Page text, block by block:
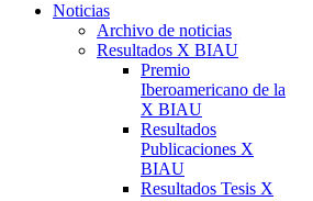
Noticias
Archivo de noticias
Resultados X BIAU
Premio
Iberoamericano de la
X BIAU
Resultados
Publicaciones X
BIAU
Resultados Tesis X